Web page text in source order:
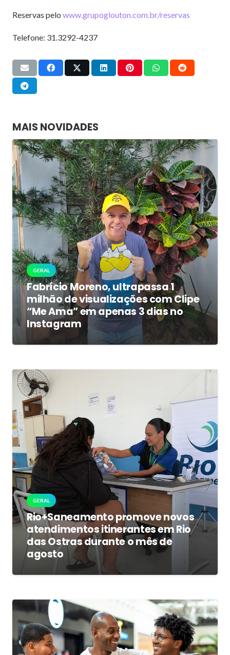
Reservas pelo www.grupoglouton.com.br/reservas
Telefone: 31.3292-4237
MAIS NOVIDADES
GERAL
Fabrício Moreno, ultrapassa 1
milhão de visualizações com Clipe
“Me Ama” em apenas 3 dias no
Instagram
GERAL
Rio+Saneamento promove novos
atendimentos itinerantes em Rio
das Ostras durante o mês de
agosto